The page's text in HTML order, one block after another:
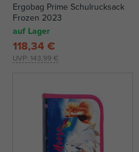
Ergobag Prime Schulrucksack
Frozen 2023
auf Lager
UVP: 143,99 €
118,34 €